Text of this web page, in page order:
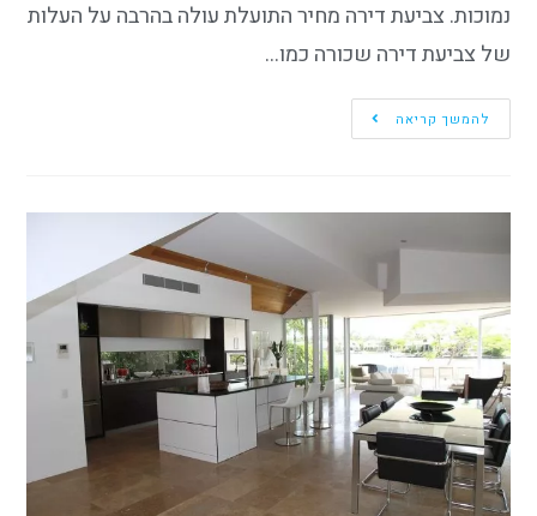
נמוכות. צביעת דירה מחיר התועלת עולה בהרבה על העלות
של צביעת דירה שכורה כמו…
להמשך קריאה